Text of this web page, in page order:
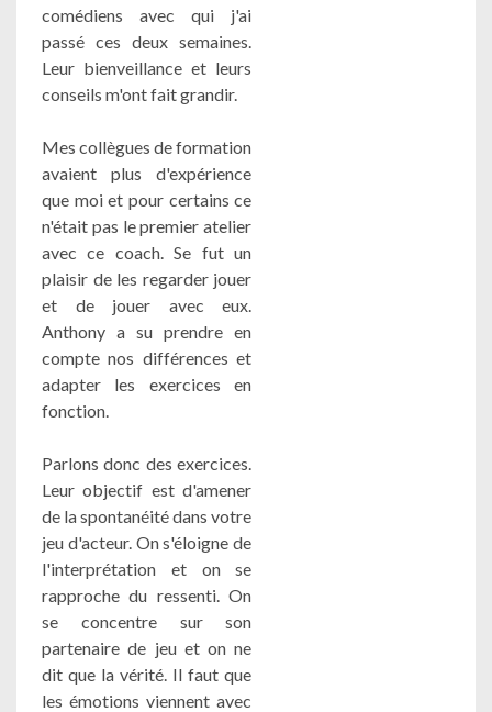
comédiens avec qui j'ai
passé ces deux semaines.
Leur bienveillance et leurs
conseils m'ont fait grandir.
Mes collègues de formation
avaient plus d'expérience
que moi et pour certains ce
n'était pas le premier atelier
avec ce coach. Se fut un
plaisir de les regarder jouer
et de jouer avec eux.
Anthony a su prendre en
compte nos différences et
adapter les exercices en
fonction.
Parlons donc des exercices.
Leur objectif est d'amener
de la spontanéité dans votre
jeu d'acteur. On s'éloigne de
l'interprétation et on se
rapproche du ressenti. On
se concentre sur son
partenaire de jeu et on ne
dit que la vérité. Il faut que
les émotions viennent avec